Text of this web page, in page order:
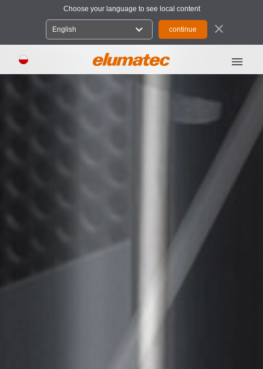
Choose your language to see local content
English expand_more close
menu